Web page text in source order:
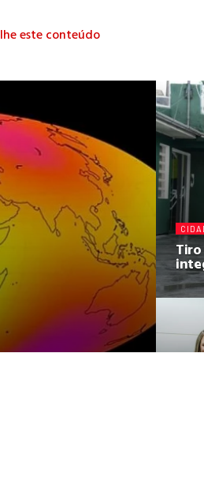
este conteúdo